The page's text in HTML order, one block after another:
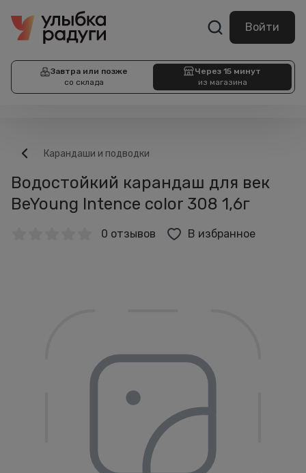
Войти
Завтра или позже
со склада
Через 15 минут
из магазина
Карандаши и подводки
Водостойкий карандаш для век
BeYoung Intence color 308 1,6г
0 отзывов В избранное